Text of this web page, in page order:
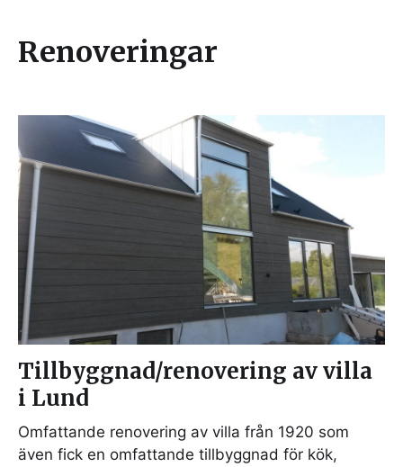
Renoveringar
Tillbyggnad/renovering av villa
i Lund
Omfattande renovering av villa från 1920 som
även fick en omfattande tillbyggnad för kök,